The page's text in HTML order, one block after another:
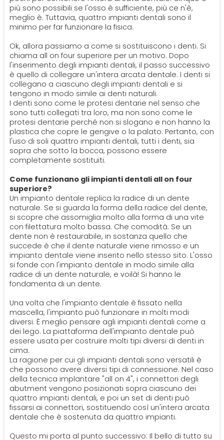
più sono possibili se l'osso è sufficiente, più ce n'è,
meglio è. Tuttavia, quattro impianti dentali sono il
minimo per far funzionare la fisica.
Ok, allora passiamo a come si sostituiscono i denti. Si
chiama all on four superiore per un motivo. Dopo
l'inserimento degli impianti dentali, il passo successivo
è quello di collegare un'intera arcata dentale. I denti si
collegano a ciascuno degli impianti dentali e si
tengono in modo simile ai denti naturali.
I denti sono come le protesi dentarie nel senso che
sono tutti collegati tra loro, ma non sono come le
protesi dentarie perché non si slogano e non hanno la
plastica che copre le gengive o la palato. Pertanto, con
l'uso di soli quattro impianti dentali, tutti i denti, sia
sopra che sotto la bocca, possono essere
completamente sostituiti.
Come funzionano gli impianti dentali all on four
superiore?
Un impianto dentale replica la radice di un dente
naturale. Se si guarda la forma della radice del dente,
si scopre che assomiglia molto alla forma di una vite
con filettatura molto bassa. Che comodità. Se un
dente non è restaurabile, in sostanza quello che
succede è che il dente naturale viene rimosso e un
impianto dentale viene inserito nello stesso sito. L'osso
si fonde con l'impianto dentale in modo simile alla
radice di un dente naturale, e voilà! Si hanno le
fondamenta di un dente.
Una volta che l'impianto dentale è fissato nella
mascella, l'impianto può funzionare in molti modi
diversi. È meglio pensare agli impianti dentali come a
dei lego. La piattaforma dell'impianto dentale può
essere usata per costruire molti tipi diversi di denti in
cima.
La ragione per cui gli impianti dentali sono versatili è
che possono avere diversi tipi di connessione. Nel caso
della tecnica implantare "all on 4", i connettori degli
abutment vengono posizionati sopra ciascuno dei
quattro impianti dentali, e poi un set di denti può
fissarsi ai connettori, sostituendo così un'intera arcata
dentale che è sostenuta da quattro impianti.
Questo mi porta al punto successivo: Il bello di tutto su